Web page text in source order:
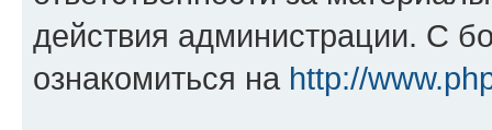
действия администрации. С
ознакомиться на http://